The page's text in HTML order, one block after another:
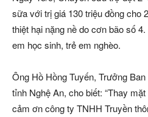
sữa với trị giá 130 triệu đồng cho
thiệt hại nặng nề do cơn bão số
em học sinh, trẻ em nghèo.
Ông Hồ Hồng Tuyến, Trưởng
tỉnh Nghệ An, cho biết: “Thay
cảm ơn công ty TNHH Truyền